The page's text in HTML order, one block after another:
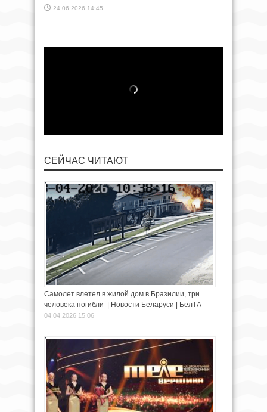
24.06.2026 14:45
СЕЙЧАС ЧИТАЮТ
Самолет влетел в жилой дом в Бразилии, три
человека погибли | Новости Беларуси | БелТА
04.04.2026 15:06